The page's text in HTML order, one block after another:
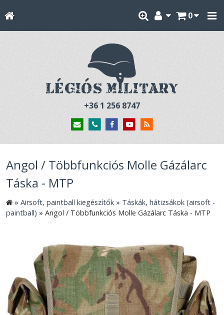
0
+36 1 256 8747
Angol / Többfunkciós Molle Gázálarc
Táska - MTP
» Airsoft, paintball kiegészítők » Táskák, hátizsákok (airsoft -
paintball) » Angol / Többfunkciós Molle Gázálarc Táska - MTP